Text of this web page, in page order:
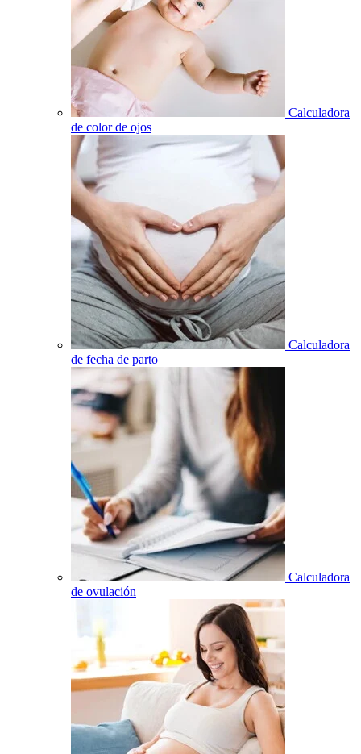
Calculadora
de color de ojos
Calculadora
de fecha de parto
Calculadora
de ovulación